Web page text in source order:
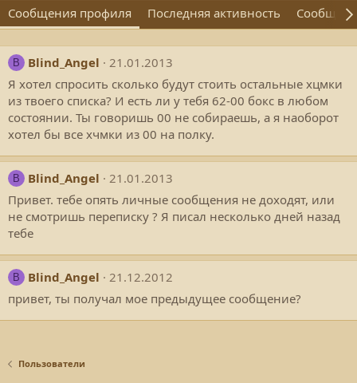
Сообщения профиля Последняя активность
B Blind_Angel
21.01.2013
Я хотел спросить сколько будут стоить остальные хцмки
из твоего списка? И есть ли у тебя 62-00 бокс в любом
состоянии. Ты говоришь 00 не собираешь, а я наоборот
хотел бы все хчмки из 00 на полку.
B Blind_Angel
21.01.2013
Привет. тебе опять личные сообщения не доходят, или
не смотришь переписку ? Я писал несколько дней назад
тебе
B Blind_Angel
21.12.2012
привет, ты получал мое предыдущее сообщение?
Пользователи